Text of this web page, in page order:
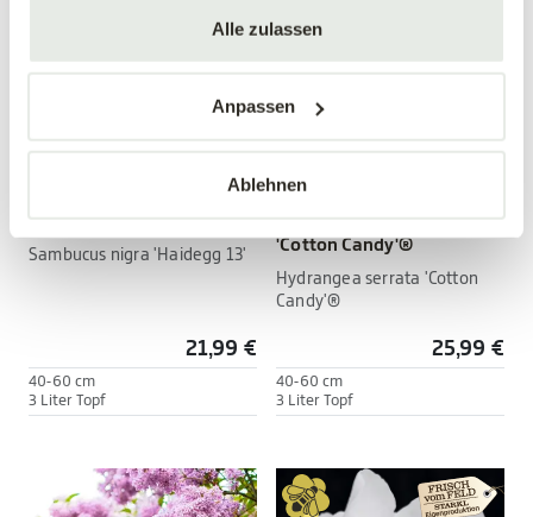
Alle zulassen
Anpassen
Ablehnen
Edelholunder 'Haidegg 13'
Sambucus nigra 'Haidegg 13'
21,99 €
40-60 cm
3 Liter Topf
Bodendecker-Hortensie
'Cotton Candy'®
Hydrangea serrata 'Cotton
Candy'®
25,99 €
40-60 cm
3 Liter Topf